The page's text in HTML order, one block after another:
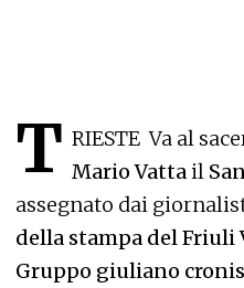
T RIESTE Va al
Mario Vattail
assegnato dai
della stampa del Friuli
Gruppo giuliano